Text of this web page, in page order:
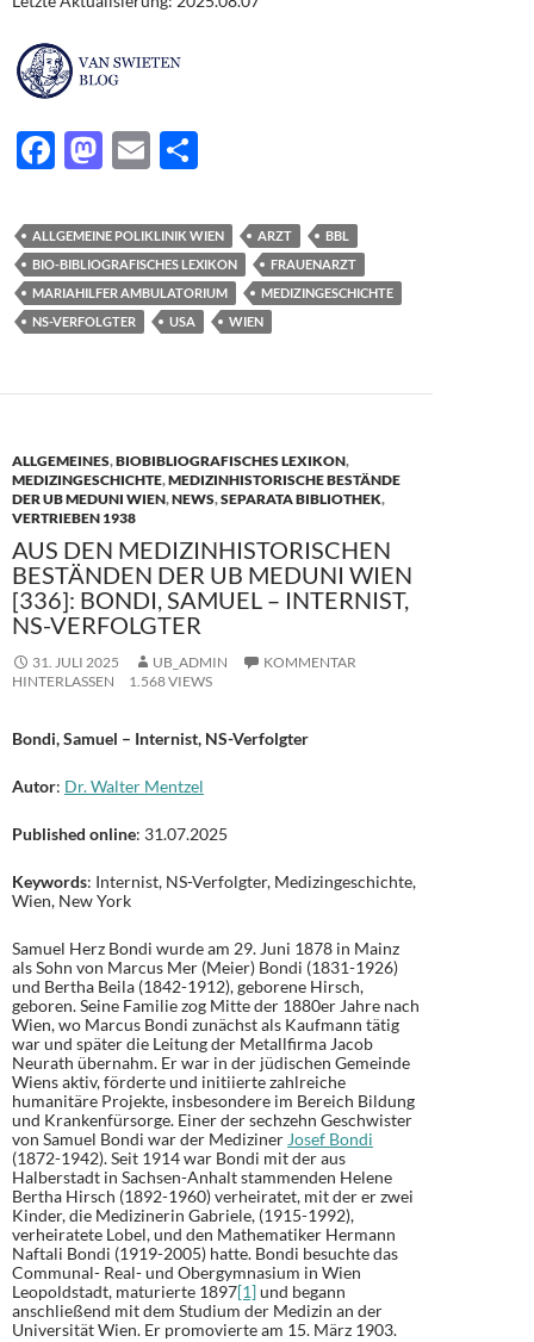
F
e
b
o
o
M
to
d
o
n
E
ail le
n
ALLGEMEINE POLIKLINIK WIEN ARZT
BBL
BIO-BIBLIOGRAFISCHES LEXIKON
FRAUENARZT
MARIAHILFER AMBULATORIUM
MEDIZINGESCHICHTE
NS-VERFOLGTER
USA WIEN
ALLGEMEINES,BIOBIBLIOGRAFISCHES LEXIKON,
MEDIZINGESCHICHTE,MEDIZINHISTORISCHE BESTÄNDE
DER UB MEDUNI WIEN,NEWS,SEPARATA BIBLIOTHEK,
VERTRIEBEN 1938
AUS DEN MEDIZINHISTORISCHEN
BESTÄNDEN DER UB MEDUNI WIEN
[336]: BONDI, SAMUEL – INTERNIST,
NS-VERFOLGTER
31. JULI 2025 UB_ADMIN
KOMMENTAR
HINTERLASSEN
1.568 VIEWS
Bondi, Samuel – Internist, NS-Verfolgter
Autor: Dr. Walter Mentzel
Published online: 31.07.2025
Keywords: Internist, NS-Verfolgter, Medizingeschichte,
Wien, New York
Samuel Herz Bondi wurde am 29. Juni 1878 in Mainz
als Sohn von Marcus Mer (Meier) Bondi (1831-1926)
und Bertha Beila (1842-1912), geborene Hirsch,
geboren. Seine Familie zog Mitte der 1880er Jahre nach
Wien, wo Marcus Bondi zunächst als Kaufmann tätig
war und später die Leitung der Metallfirma Jacob
Neurath übernahm. Er war in der jüdischen Gemeinde
Wiens aktiv, förderte und initiierte zahlreiche
humanitäre Projekte, insbesondere im Bereich Bildung
und Krankenfürsorge. Einer der sechzehn Geschwister
von Samuel Bondi war der Mediziner Josef Bondi
(1872-1942). Seit 1914 war Bondi mit der aus
Halberstadt in Sachsen-Anhalt stammenden Helene
Bertha Hirsch (1892-1960) verheiratet, mit der er zwei
Kinder, die Medizinerin Gabriele, (1915-1992),
verheiratete Lobel, und den Mathematiker Hermann
Naftali Bondi (1919-2005) hatte. Bondi besuchte das
Communal- Real- und Obergymnasium in Wien
Leopoldstadt, maturierte 1897[1]und begann
anschließend mit dem Studium der Medizin an der
Universität Wien. Er promovierte am 15. März 1903.